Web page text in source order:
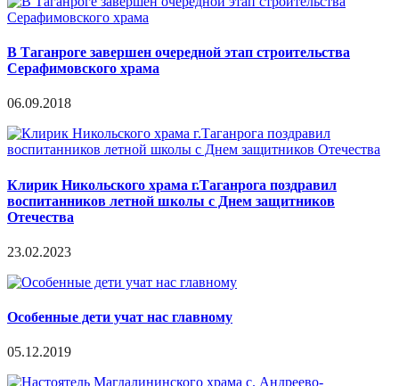
В Таганроге завершен очередной этап строительства
Серафимовского храма
06.09.2018
Клирик Никольского храма г.Таганрога поздравил
воспитанников летной школы с Днем защитников
Отечества
23.02.2023
Особенные дети учат нас главному
05.12.2019